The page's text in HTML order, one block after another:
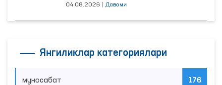
04.08.2026 Давоми
Янгиликлар категориялари
муносабат 176